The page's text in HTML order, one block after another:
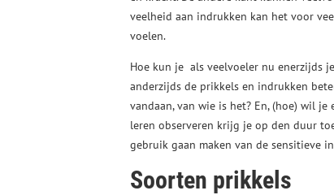
veelheid aan indrukken kan het voor
voelen.
Hoe kun je als veelvoeler nu enerzijds
anderzijds de prikkels en indrukken
vandaan, van wie is het? En, (hoe) wil
leren observeren krijg je op den duur
gebruik gaan maken van de sensitieve
Soorten prikkels